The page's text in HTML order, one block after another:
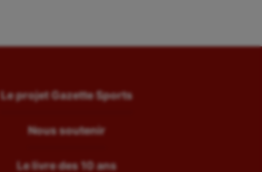
Le projet Gazette Sports
Nous soutenir
Le livre des 10 ans